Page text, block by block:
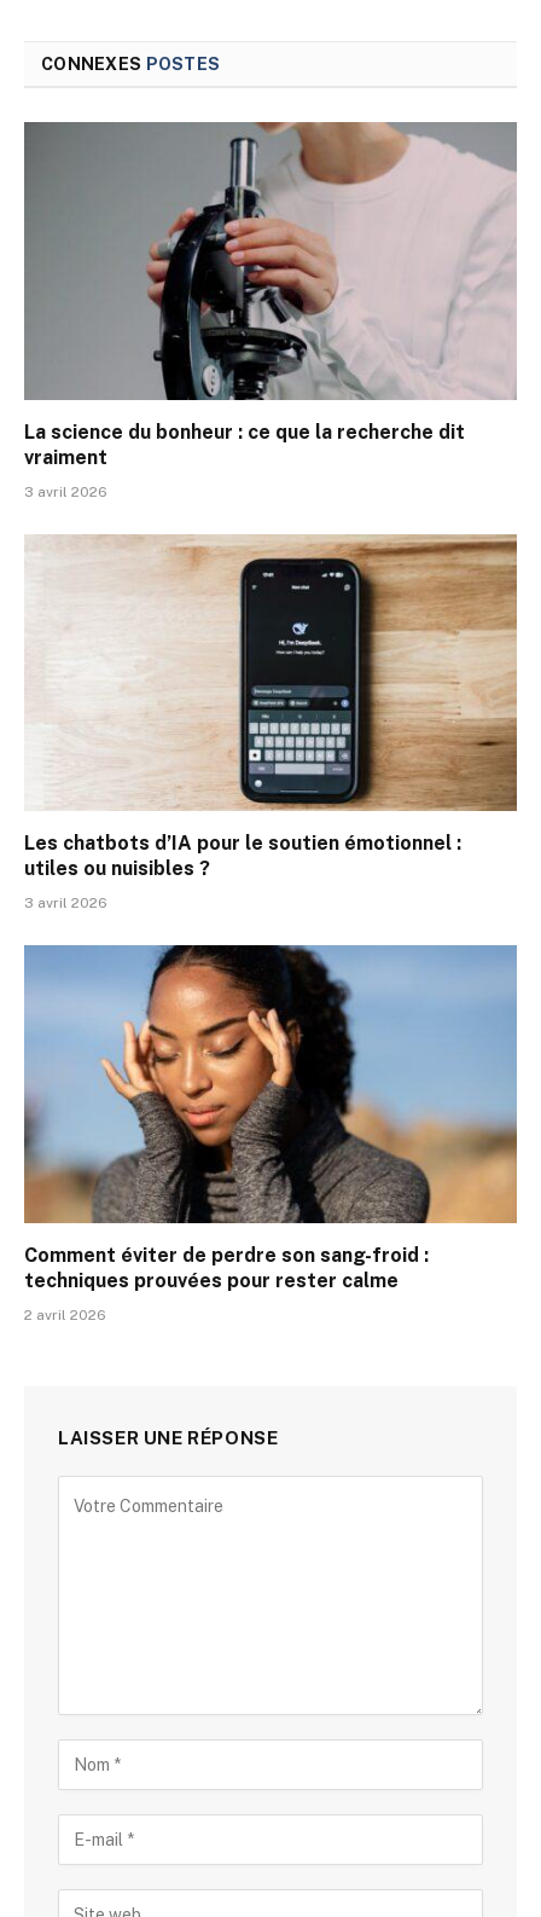
CONNEXES POSTES
La science du bonheur : ce que la recherche dit
vraiment
3 avril 2026
Les chatbots d’IA pour le soutien émotionnel :
utiles ou nuisibles ?
3 avril 2026
Comment éviter de perdre son sang-froid :
techniques prouvées pour rester calme
2 avril 2026
LAISSER UNE RÉPONSE